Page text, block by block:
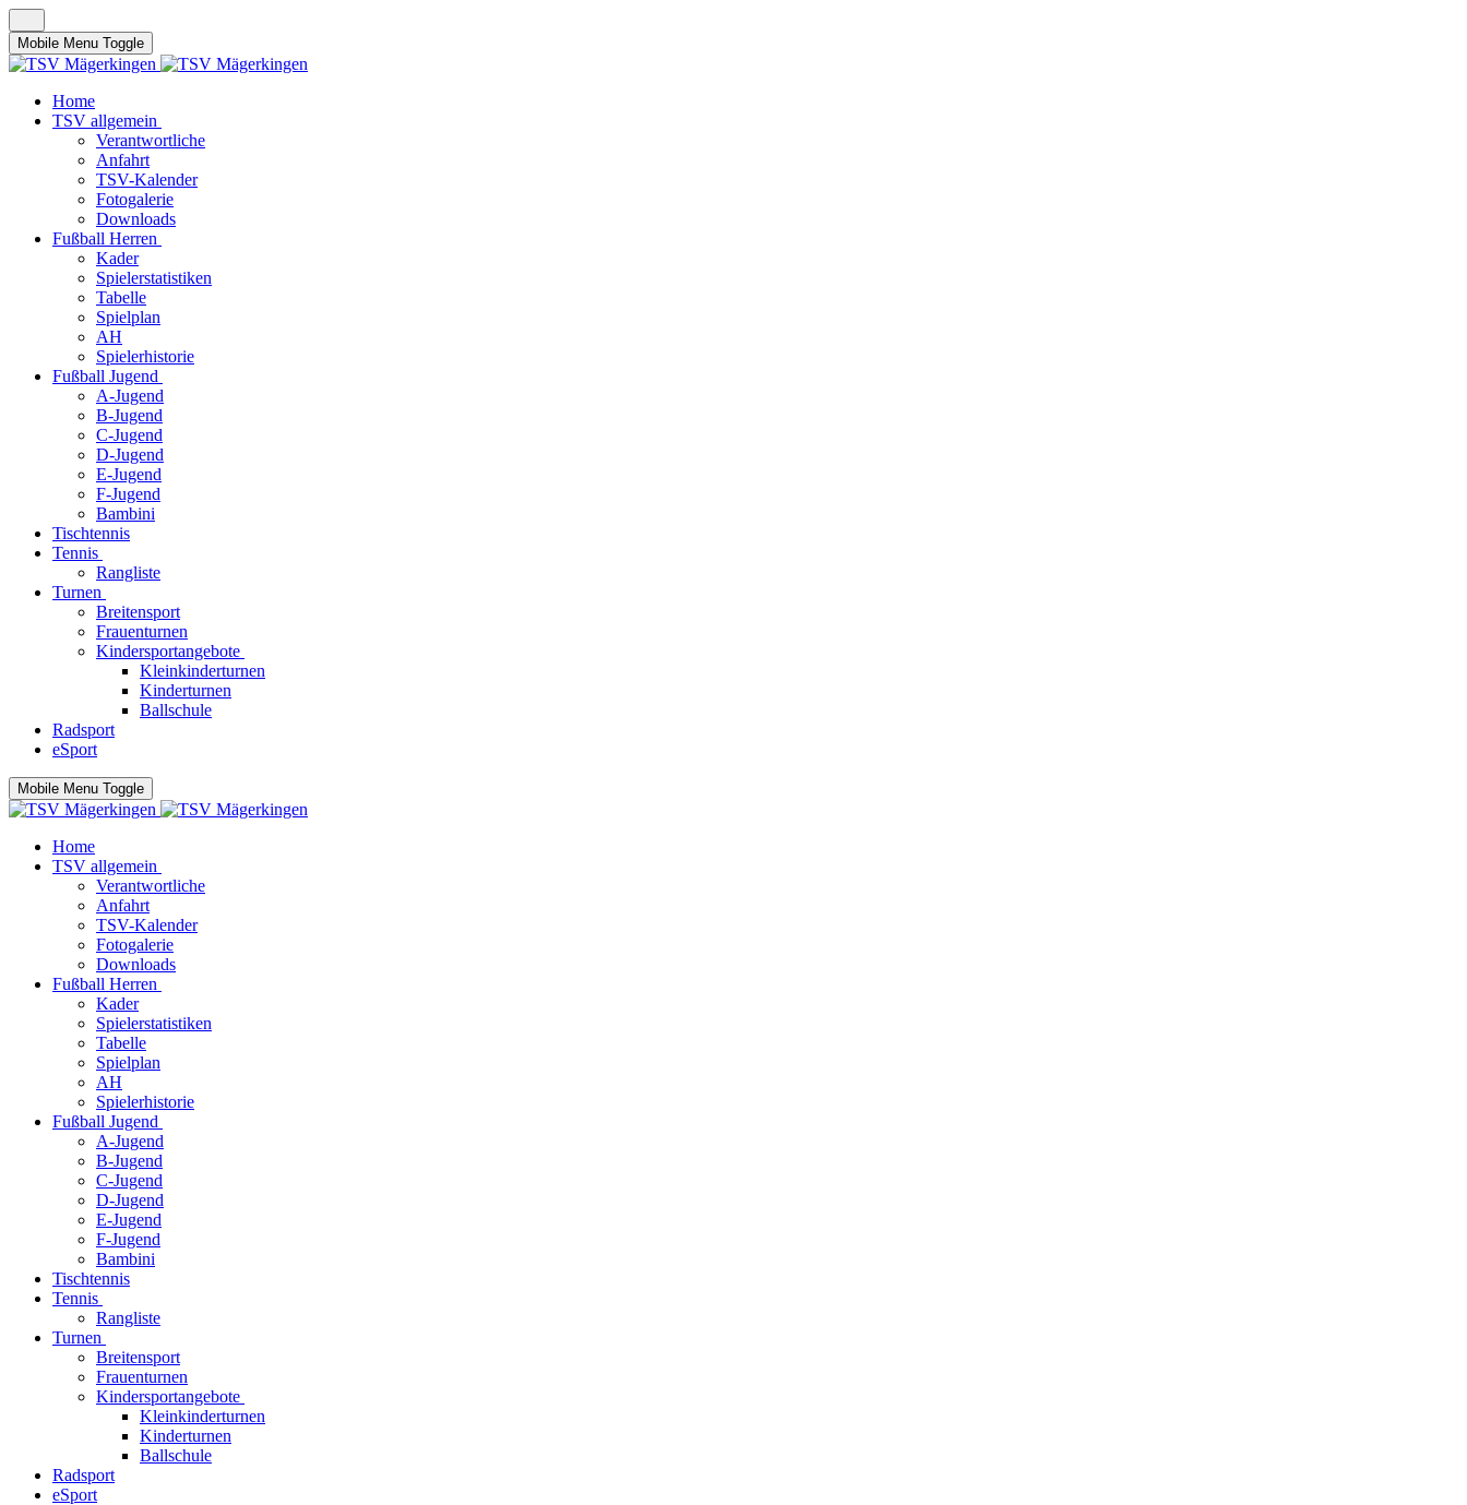
Mobile Menu Toggle
Home
TSV allgemein
Verantwortliche
Anfahrt
TSV-Kalender
Fotogalerie
Downloads
Fußball Herren
Kader
Spielerstatistiken
Tabelle
Spielplan
AH
Spielerhistorie
Fußball Jugend
A-Jugend
B-Jugend
C-Jugend
D-Jugend
E-Jugend
F-Jugend
Bambini
Tischtennis
Tennis
Rangliste
Turnen
Breitensport
Frauenturnen
Kindersportangebote
Kleinkinderturnen
Kinderturnen
Ballschule
Radsport
eSport
Mobile Menu Toggle
Home
TSV allgemein
Verantwortliche
Anfahrt
TSV-Kalender
Fotogalerie
Downloads
Fußball Herren
Kader
Spielerstatistiken
Tabelle
Spielplan
AH
Spielerhistorie
Fußball Jugend
A-Jugend
B-Jugend
C-Jugend
D-Jugend
E-Jugend
F-Jugend
Bambini
Tischtennis
Tennis
Rangliste
Turnen
Breitensport
Frauenturnen
Kindersportangebote
Kleinkinderturnen
Kinderturnen
Ballschule
Radsport
eSport